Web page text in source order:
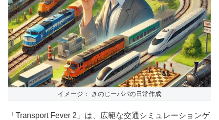
イメージ： きのじーパパの日常作成
「Transport Fever 2」は、広範な交通シミュレーションゲ